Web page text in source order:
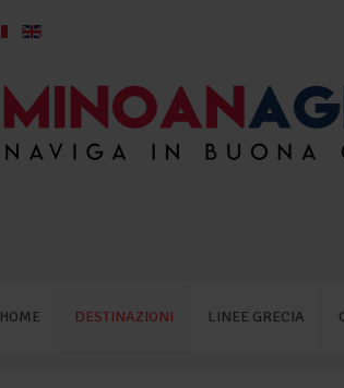
HOME DESTINAZIONI LINEE GRECIA